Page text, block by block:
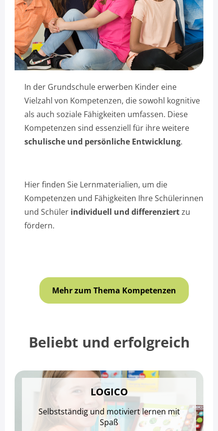
In der Grundschule erwerben Kinder eine
Vielzahl von Kompetenzen, die sowohl kognitive
als auch soziale Fähigkeiten umfassen. Diese
Kompetenzen sind essenziell für ihre weitere
schulische und persönliche Entwicklung.
Hier finden Sie Lernmaterialien, um die
Kompetenzen und Fähigkeiten Ihre Schülerinnen
und Schüler individuell und differenziertzu
fördern.
Mehr zum Thema Kompetenzen
Beliebt und erfolgreich
LOGICO
Selbstständig und motiviert lernen mit
Spaß